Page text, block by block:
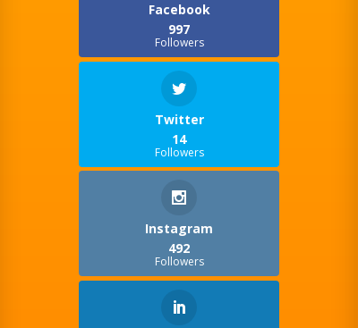
Facebook
997
Followers
Twitter
14
Followers
Instagram
492
Followers